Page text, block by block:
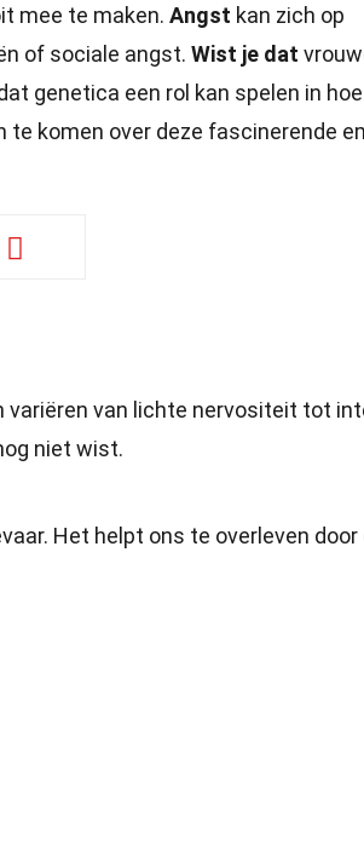
mee te maken. Angst kan zich op
of sociale angst. Wist je dat
genetica een rol kan spelen in hoe
te komen over deze fascinerende
variëren van lichte nervositeit tot
niet wist.
Het helpt ons te overleven door